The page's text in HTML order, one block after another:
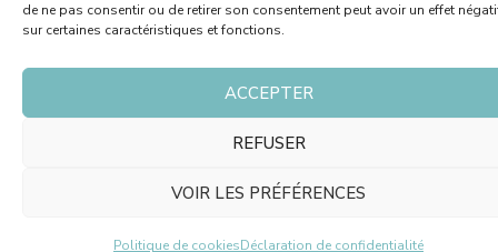
de ne pas consentir ou de retirer son consentement peut avoir un effet
sur certaines caractéristiques et fonctions.
ACCEPTER
REFUSER
VOIR LES PRÉFÉRENCES
Politique de cookiesDéclaration de confidentialité